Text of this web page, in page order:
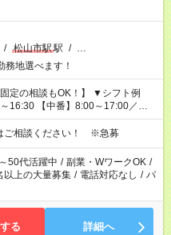
/ 松山市駅駅 / …
地選べます！
談もOK！】 ▼シフト例
16:30 【中番】8:00～17:00／
20:00／13:00～22:00
ご相談ください！ ※急募
50代活躍中 / 副業・WワークOK /
以上の大量募集 / 電話対応なし / パ
る 詳細へ